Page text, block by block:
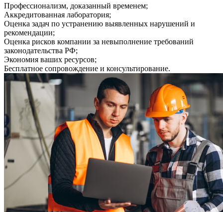
Профессионализм, доказанный временем;
Аккредитованная лаборатория;
Оценка задач по устранению выявленных нарушений и
рекомендации;
Оценка рисков компании за невыполнение требований
законодательства РФ;
Экономия ваших ресурсов;
Бесплатное сопровождение и консультирование.